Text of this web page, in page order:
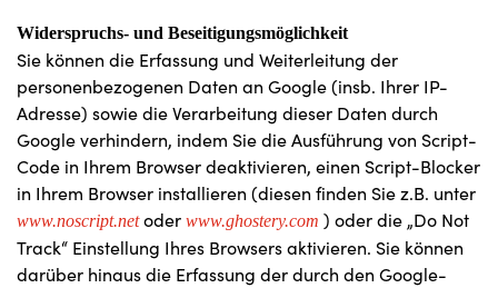
Widerspruchs- und Beseitigungsmöglichkeit
Sie können die Erfassung und Weiterleitung der
personenbezogenen Daten an Google (insb. Ihrer IP-
Adresse) sowie die Verarbeitung dieser Daten durch
Google verhindern, indem Sie die Ausführung von Script-
Code in Ihrem Browser deaktivieren, einen Script-Blocker
in Ihrem Browser installieren (diesen finden Sie z.B. unter
www.noscript.netoder www.ghostery.com ) oder die „Do Not
Track“ Einstellung Ihres Browsers aktivieren. Sie können
darüber hinaus die Erfassung der durch den Google-